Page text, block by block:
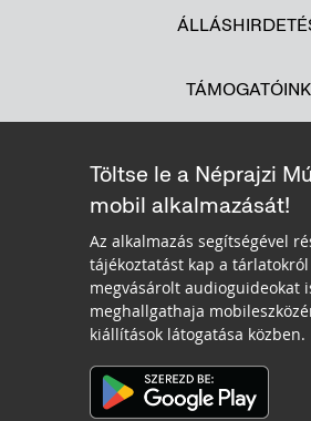
TÁMOGATÓINK
Töltse le a Néprajzi
mobil alkalmazását!
Az alkalmazás segítségével
tájékoztatást kap a tárlatokról
megvásárolt audioguideokat
meghallgathaja
kiállítások látogatása közben.